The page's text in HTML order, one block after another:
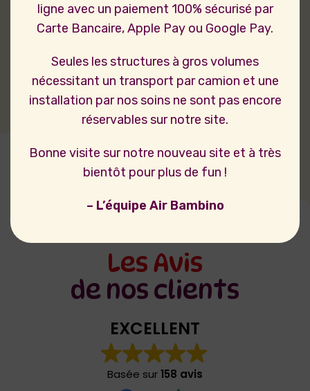
ligne avec un paiement 100% sécurisé par
Carte Bancaire, Apple Pay ou Google Pay.
Seules les structures à gros volumes
nécessitant un transport par camion et une
installation par nos soins ne sont pas encore
réservables sur notre site.
Bonne visite sur notre nouveau site et à très
bientôt pour plus de fun !
– L’équipe Air Bambino
Les Avis
de nos clients
EXCELLENT
Basée sur158 avis